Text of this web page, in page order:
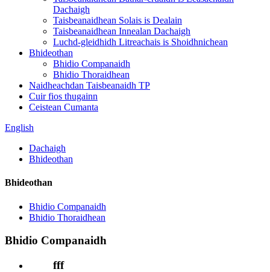
Dachaigh
Taisbeanaidhean Solais is Dealain
Taisbeanaidhean Innealan Dachaigh
Luchd-gleidhidh Litreachais is Shoidhnichean
Bhideothan
Bhidio Companaidh
Bhidio Thoraidhean
Naidheachdan Taisbeanaidh TP
Cuir fios thugainn
Ceistean Cumanta
English
Dachaigh
Bhideothan
Bhideothan
Bhidio Companaidh
Bhidio Thoraidhean
Bhidio Companaidh
fff